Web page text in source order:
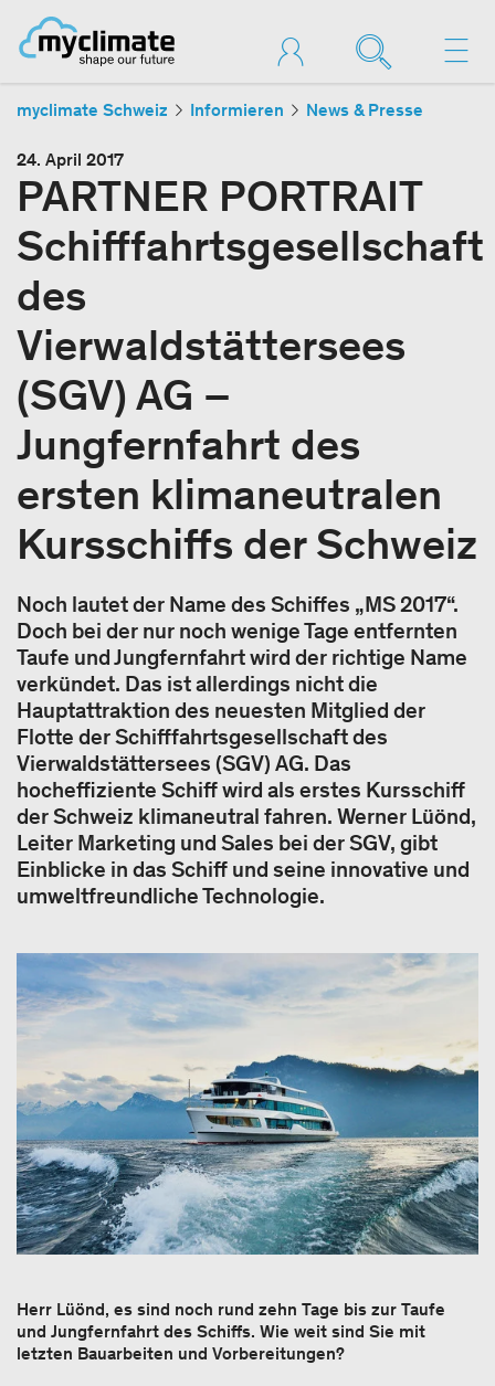
myclimate Schweiz Informieren News & Presse
24. April 2017
PARTNER PORTRAIT
Schifffahrtsgesellschaft
des
Vierwaldstättersees
(SGV) AG –
Jungfernfahrt des
ersten klimaneutralen
Kursschiffs der Schweiz
Noch lautet der Name des Schiffes „MS 2017“.
Doch bei der nur noch wenige Tage entfernten
Taufe und Jungfernfahrt wird der richtige Name
verkündet. Das ist allerdings nicht die
Hauptattraktion des neuesten Mitglied der
Flotte der Schifffahrtsgesellschaft des
Vierwaldstättersees (SGV) AG. Das
hocheffiziente Schiff wird als erstes Kursschiff
der Schweiz klimaneutral fahren. Werner Lüönd,
Leiter Marketing und Sales bei der SGV, gibt
Einblicke in das Schiff und seine innovative und
umweltfreundliche Technologie.
Herr Lüönd, es sind noch rund zehn Tage bis zur Taufe
und Jungfernfahrt des Schiffs. Wie weit sind Sie mit
letzten Bauarbeiten und Vorbereitungen?